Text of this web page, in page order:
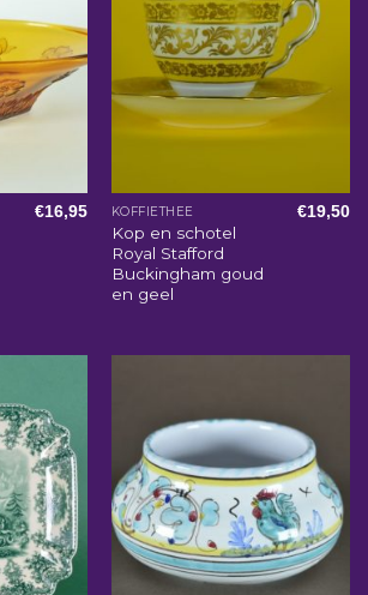
€16,95 KOFFIETHEE
Kop en schotel
Royal Stafford
Buckingham goud
en geel
€19,50